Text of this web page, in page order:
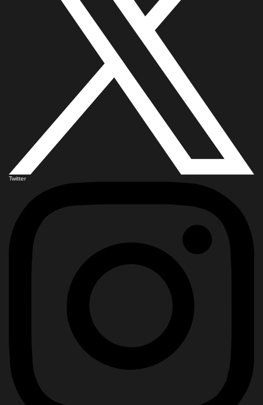
Twitter